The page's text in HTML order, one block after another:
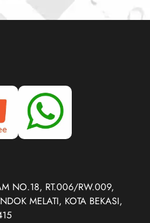
NO.18, RT.006/RW.009,
MELATI, KOTA BEKASI,